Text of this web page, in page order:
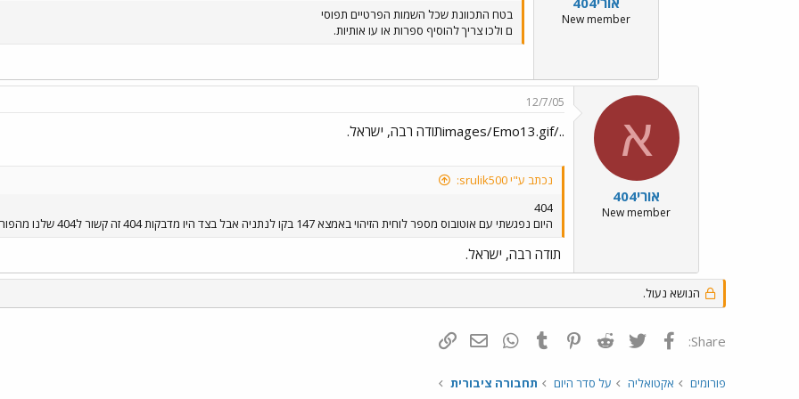
New member
בטח התכוונת שכל השמות הפרטיים תפוסי
ם ולכו צריך להוסיף ספרות או עו אותיות.
א
אורי404
New member
12/7/05
../images/Emo13.gifתודה רבה, ישראל.
נכתב ע"י srulik500:
404
היום נפגשתי עם אוטובוס מספר לוחית הזיהוי באמצא 147 בקו לנתניה אבל בצד היו מדבקות 404 זה קשור ל404 שלנו מהפורום
תודה רבה, ישראל.
הנושא נעול.
Share: פייסבוק Twitter
Reddit
Pinterest
Tumblr
WhatsAppדואר אלקטרוני
פורומים אקטואליה על סדר היום תחבורה ציבורית